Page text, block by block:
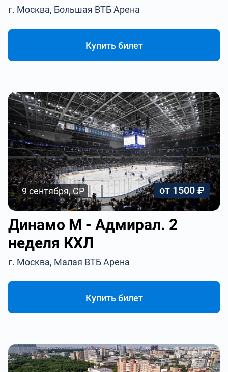
г. Москва, Большая ВТБ Арена
Купить билет
9 сентября, СР от 1500 ₽
Динамо М - Адмирал. 2
неделя КХЛ
г. Москва, Малая ВТБ Арена
Купить билет